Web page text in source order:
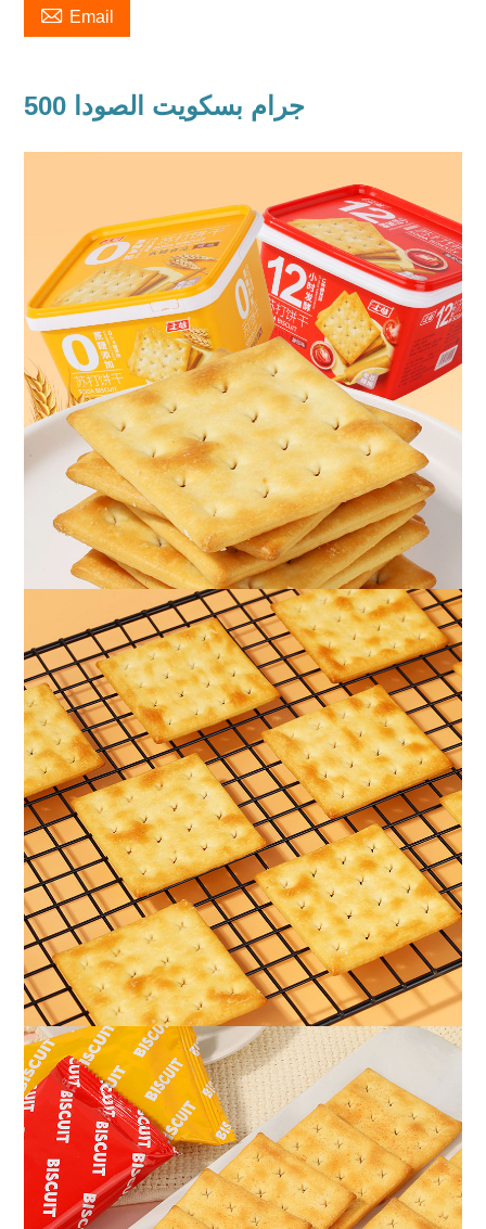
 Email
500 جرام بسكويت الصودا